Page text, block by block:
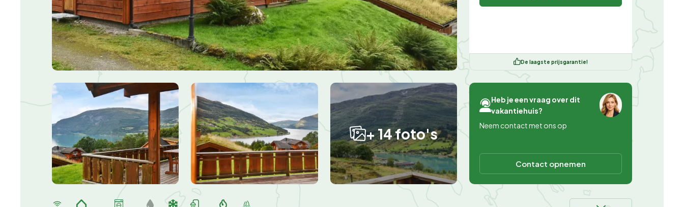
+ 14 foto's
De laagste prijsgarantie!
Heb je een vraag over dit
vakantiehuis?
Neem contact met ons op
Contact opnemen